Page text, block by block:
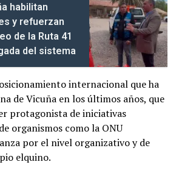
habilitan
y refuerzan
de la Ruta 41
del sistema
internacional que ha
de Vicuña en los últimos años, que
protagonista de iniciativas
organismos como la ONU
por el nivel organizativo y de
elquino.